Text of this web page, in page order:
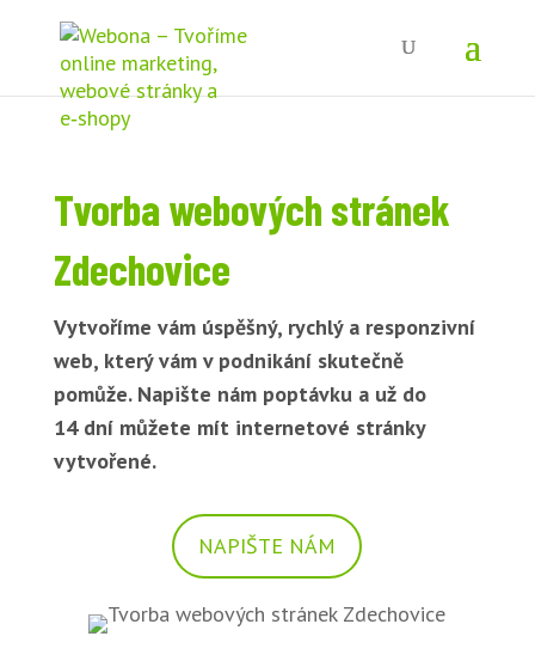
Tvorba webových stránek
Zdechovice
Vytvoříme vám úspěšný, rychlý a responzivní
web, který vám v podnikání skutečně
pomůže. Napište nám poptávku a už do
14 dní můžete mít internetové stránky
vytvořené.
NAPIŠTE NÁM